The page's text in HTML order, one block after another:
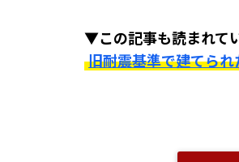
▼この記事も読まれて
旧耐震基準で建てら